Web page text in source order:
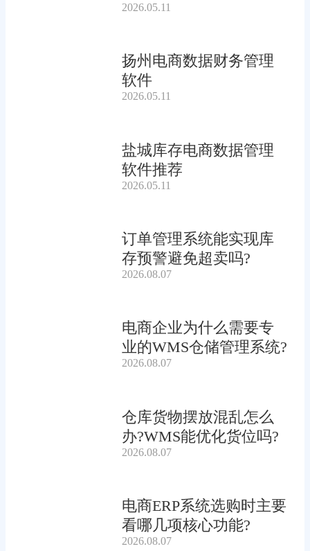
2026.05.11
扬州电商数据财务管理
软件
2026.05.11
盐城库存电商数据管理
软件推荐
2026.05.11
订单管理系统能实现库
存预警避免超卖吗?
2026.08.07
电商企业为什么需要专
业的WMS仓储管理系统?
2026.08.07
仓库货物摆放混乱怎么
办?WMS能优化货位吗?
2026.08.07
电商ERP系统选购时主要
看哪几项核心功能?
2026.08.07